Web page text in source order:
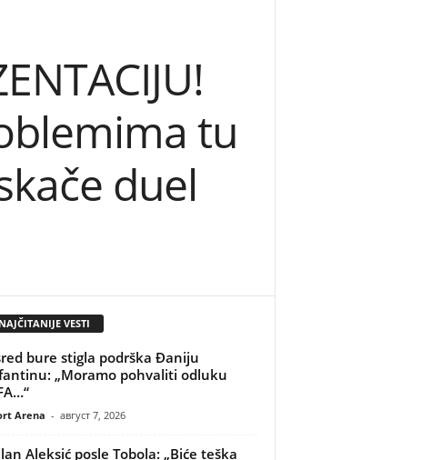
tu
duel
NAJČITANIJE VESTI
bure stigla podrška Đaniju
„Moramo pohvaliti odluku
Arena - август 7, 2026
Aleksić posle Tobola: „Biće teška